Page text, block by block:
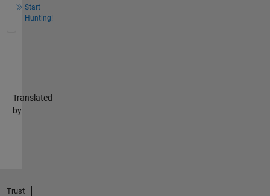
Start
Hunting!
Translated
by
Trust